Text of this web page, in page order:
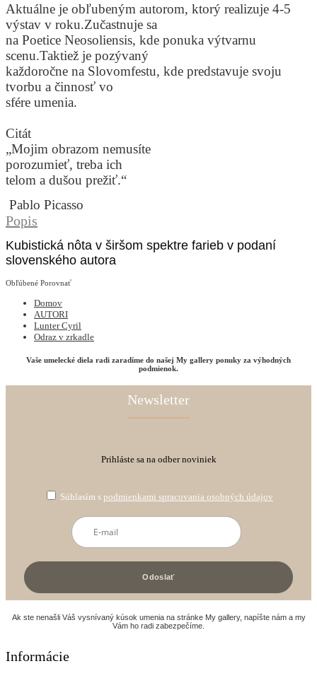
Aktuálne je obľubeným autorom, ktorý realizuje 4-5
výstav v roku.Zučastnuje sa
na Poetice Neosoliensis, kde ponuka výtvarnu
scenu.Taktiež je pozývaný
každoročne na Slovomfestu, kde predstavuje svoju
tvorbu a činnosť vo
sfére umenia.
Citát
„Mojim obrazom nemusíte
porozumieť, treba ich
telom a dušou prežiť.“
Pablo Picasso
Popis
Kubistická nôta v širšom spektre farieb v podaní
slovenského autora
Obľúbené Porovnať
Domov
AUTORI
Lunter Cyril
Odraz v zrkadle
Vaše umelecké diela radi zaradíme do našej My gallery ponuky za výhodných
podmienok.
Newsletter
Prihláste sa na odber noviniek
Súhlasím s podmienkami spracovania osobných údajov
Ak ste nenašli Váš vysnívaný kúsok umenia na stránke My gallery, napíšte nám a my
Vám ho radi zabezpečíme.
Informácie